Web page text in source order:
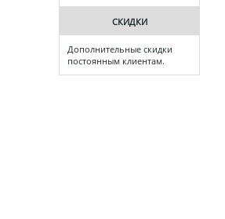
СКИДКИ
Дополнительные скидки
постоянным клиентам.